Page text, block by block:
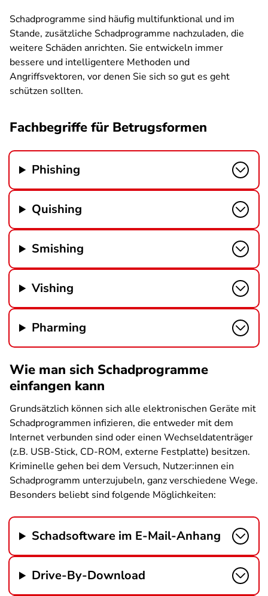
Schadprogramme sind häufig multifunktional und im
Stande, zusätzliche Schadprogramme nachzuladen, die
weitere Schäden anrichten. Sie entwickeln immer
bessere und intelligentere Methoden und
Angriffsvektoren, vor denen Sie sich so gut es geht
schützen sollten.
Fachbegriffe für Betrugsformen
Phishing
Quishing
Smishing
Vishing
Pharming
Wie man sich Schadprogramme
einfangen kann
Grundsätzlich können sich alle elektronischen Geräte mit
Schadprogrammen infizieren, die entweder mit dem
Internet verbunden sind oder einen Wechseldatenträger
(z.B. USB-Stick, CD-ROM, externe Festplatte) besitzen.
Kriminelle gehen bei dem Versuch, Nutzer:innen ein
Schadprogramm unterzujubeln, ganz verschiedene Wege.
Besonders beliebt sind folgende Möglichkeiten:
Schadsoftware im E-Mail-Anhang
Drive-By-Download